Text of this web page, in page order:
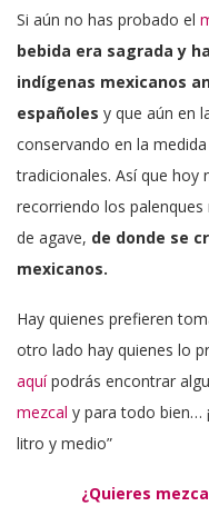
Si aún no has probado el
bebida era sagrada y
indígenas mexicanos
españoles y que aún en
conservando en la
tradicionales. Así que hoy
recorriendo los
de agave, de donde se
mexicanos.
Hay quienes prefieren
otro lado hay quienes lo
aquípodrás encontrar
mezcal y para todo bien…
litro y medio”
¿Quieres